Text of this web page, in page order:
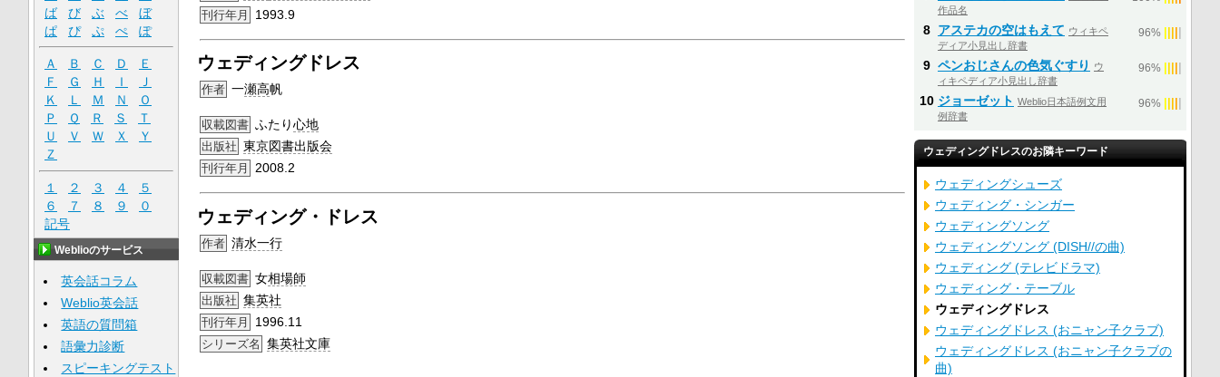
刊行年月 1993.9
ウェディングドレス
作者 一瀬高帆
収載図書 ふたり心地
出版社 東京図書出版会
刊行年月 2008.2
ウェディング・ドレス
作者 清水一行
収載図書 女相場師
出版社 集英社
刊行年月 1996.11
シリーズ名 集英社文庫
ば
び ぶ べ
ぼ
ぱ
ぴ ぷ ぺ ぽ
Ａ Ｂ Ｃ Ｄ
Ｅ
Ｆ
Ｇ Ｈ Ｉ
Ｊ
Ｋ
Ｌ Ｍ Ｎ
Ｏ
Ｐ
Ｑ Ｒ Ｓ
Ｔ
Ｕ
Ｖ Ｗ Ｘ
Ｙ
Ｚ
１ ２ ３ ４
５
６
７ ８ ９
０
記号
Weblioのサービス
英会話コラム
Weblio英会話
英語の質問箱
語彙力診断
スピーキングテスト
作品名
8 アステカの空はもえて ウィキペ
ディア小見出し辞書
96%
9 ペンおじさんの色気ぐすり
ウ
ィキペディア小見出し辞書
96%
10 ジョーゼット Weblio日本語例文用
例辞書
96%
ウェディングドレスのお隣キーワード
ウェディングシューズ
ウェディング・シンガー
ウェディングソング
ウェディングソング (DISH//の曲)
ウェディング (テレビドラマ)
ウェディング・テーブル
ウェディングドレス
ウェディングドレス (おニャン子クラブ)
ウェディングドレス (おニャン子クラブの
曲)